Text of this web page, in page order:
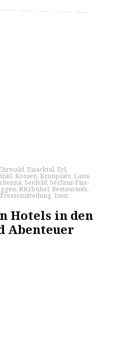
, Eisacktal, Erl,
, Kössen, Kronplatz, Lana,
, Seefeld, Serfaus-Fiss-
, Kitzbühel, Restaurants,
Pressemitteilung, Imst,
Hotels in den
Abenteuer